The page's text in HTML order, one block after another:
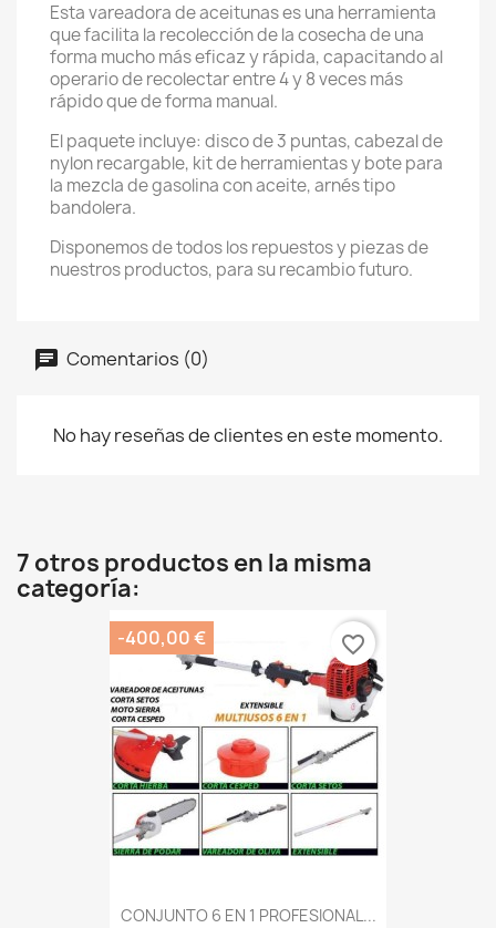
Esta vareadora de aceitunas es una herramienta
que facilita la recolección de la cosecha de una
forma mucho más eficaz y rápida, capacitando al
operario de recolectar entre 4 y 8 veces más
rápido que de forma manual.
El paquete incluye: disco de 3 puntas, cabezal de
nylon recargable, kit de herramientas y bote para
la mezcla de gasolina con aceite, arnés tipo
bandolera.
Disponemos de todos los repuestos y piezas de
nuestros productos, para su recambio futuro.
Comentarios (0)
No hay reseñas de clientes en este momento.
7 otros productos en la misma
categoría:
CONJUNTO 6 EN 1 PROFESIONAL...
-400,00 € favorite_border